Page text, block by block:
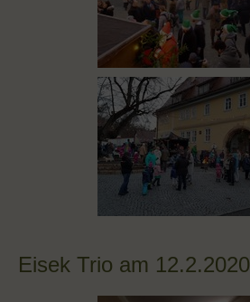
Eisek Trio am 12.2.2020